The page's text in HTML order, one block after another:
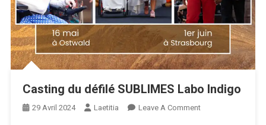
Casting du défilé SUBLIMES Labo Indigo
29 Avril 2024 Laetitia Leave A CommentOn